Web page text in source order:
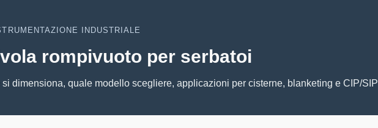
INDUSTRIALE
rompivuoto per serbatoi
si dimensiona, quale modello scegliere, applicazioni per cisterne, blanketing e CIP/SIP